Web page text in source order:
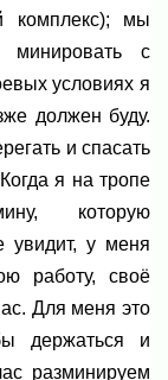
комплекс); мы
с
условиях я
должен буду.
и спасать
я на тропе
которую
увидит, у меня
работу, своё
Для меня это
держаться и
разминируем